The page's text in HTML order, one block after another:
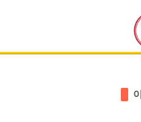
Sketchbook5,